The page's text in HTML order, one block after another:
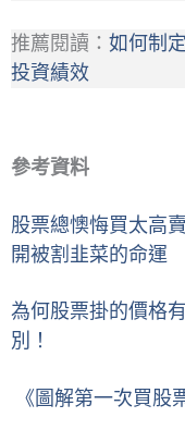
推薦閱讀： 如何制
投資績效
參考資料
股票總懊悔買太高
開被割韭菜的命運
為何股票掛的價格
別！
《圖解第一次買股